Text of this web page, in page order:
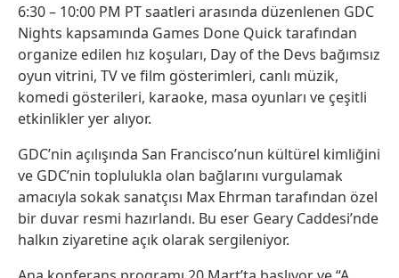
6:30 – 10:00 PM PT saatleri arasında düzenlenen GDC
Nights kapsamında Games Done Quick tarafından
organize edilen hız koşuları, Day of the Devs bağımsız
oyun vitrini, TV ve film gösterimleri, canlı müzik,
komedi gösterileri, karaoke, masa oyunları ve çeşitli
etkinlikler yer alıyor.
GDC’nin açılışında San Francisco’nun kültürel kimliğini
ve GDC’nin toplulukla olan bağlarını vurgulamak
amacıyla sokak sanatçısı Max Ehrman tarafından özel
bir duvar resmi hazırlandı. Bu eser Geary Caddesi’nde
halkın ziyaretine açık olarak sergileniyor.